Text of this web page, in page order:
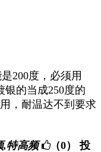
200度，必须用
银的当成250度的
，耐温达不到要求
,特高频 （0）
投